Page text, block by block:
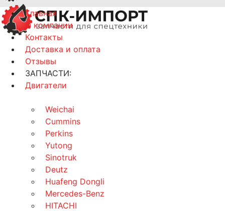
Главная
О компании
Контакты
Доставка и оплата
Отзывы
ЗАПЧАСТИ:
Двигатели
Weichai
Cummins
Perkins
Yutong
Sinotruk
Deutz
Huafeng Dongli
Mercedes-Benz
HITACHI